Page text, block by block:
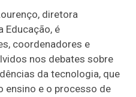
diretora
Educação, é
coordenadores e
nos debates sobre
da tecnologia, que
ensino e o processo de